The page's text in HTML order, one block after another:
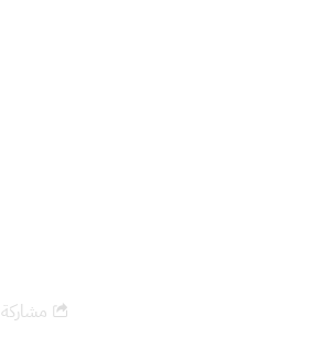
مشاركة